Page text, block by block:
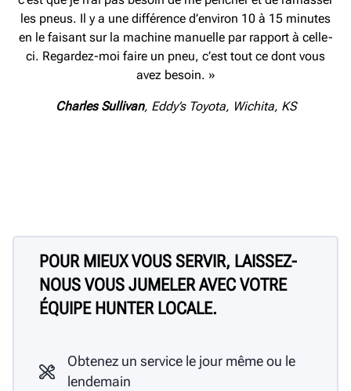
les pneus. Il y a une différence d’environ 10 à 15 minutes
en le faisant sur la machine manuelle par rapport à celle-
ci. Regardez-moi faire un pneu, c’est tout ce dont vous
avez besoin. »
Charles Sullivan, Eddy’s Toyota, Wichita, KS
POUR MIEUX VOUS SERVIR, LAISSEZ-
NOUS VOUS JUMELER AVEC VOTRE
ÉQUIPE HUNTER LOCALE.
Obtenez un service le jour même ou le
lendemain